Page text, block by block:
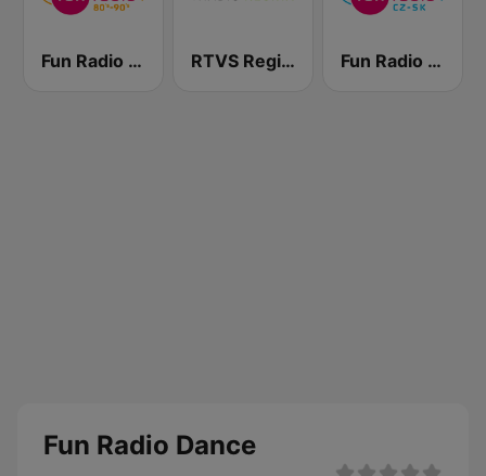
Fun Radio 80s-90s RTVS Regina Vychod Fun Radio Czechoslovakia
Fun Radio Dance